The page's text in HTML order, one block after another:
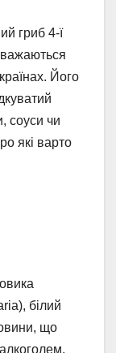
гриб 4-ї
Його
соуси чи
які варто
білий
що